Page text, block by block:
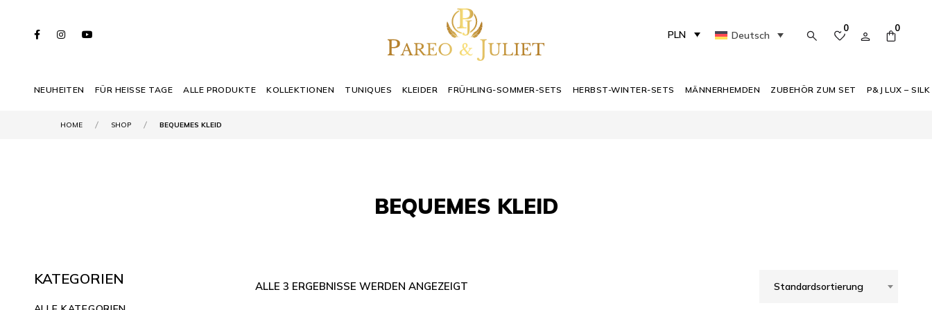
PLN Deutsch
0 0
NEUHEITEN FÜR HEISSE TAGE ALLE PRODUKTE KOLLEKTIONEN TUNIQUES KLEIDER FRÜHLING-SOMMER-SETS HERBST-WINTER-SETS MÄNNERHEMDEN ZUBEHÖR ZUM SET P&J LUX – SILK
HOME SHOP BEQUEMES KLEID
BEQUEMES KLEID
ALLE 3 ERGEBNISSE WERDEN ANGEZEIGT Standardsortierung
KATEGORIEN